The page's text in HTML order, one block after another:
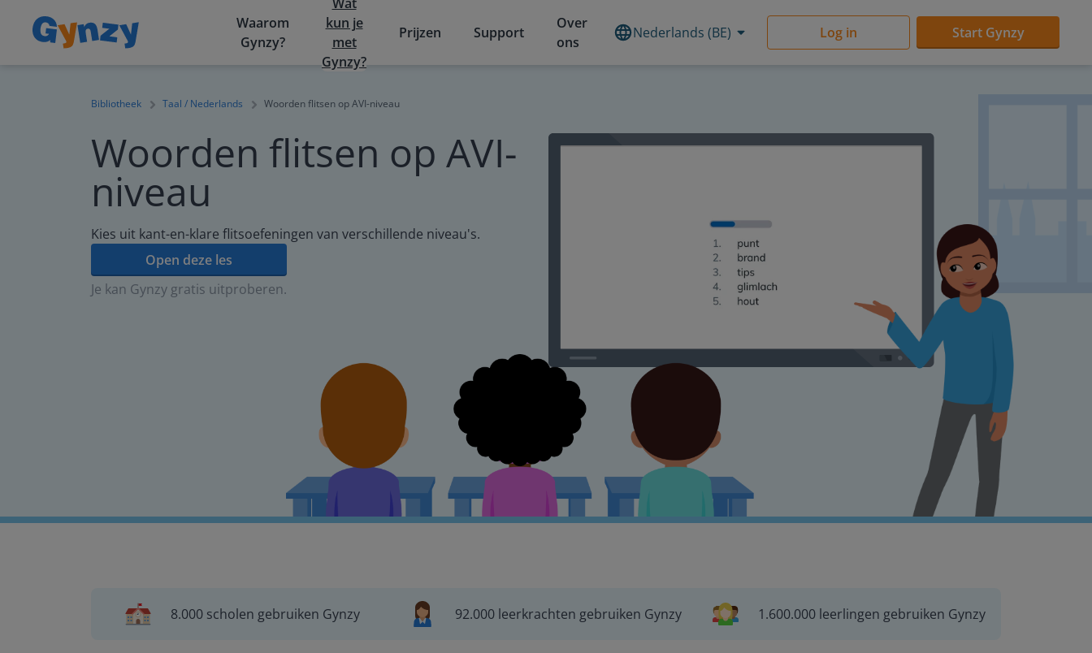
Waarom
Gynzy?
kun je
met
Gynzy?
Prijzen Support
Over
ons
Nederlands (BE) Log in Start Gynzy
Bibliotheek Taal / Nederlands Woorden flitsen op AVI-niveau
Woorden flitsen op AVI-
niveau
Kies uit kant-en-klare flitsoefeningen van verschillende niveau's.
Open deze les
Je kan Gynzy gratis uitproberen.
8.000 scholen gebruiken Gynzy 92.000 leerkrachten gebruiken Gynzy 1.600.000 leerlingen gebruiken Gynzy